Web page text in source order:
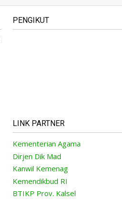
PENGIKUT
LINK PARTNER
Kementerian Agama
Dirjen Dik Mad
Kanwil Kemenag
Kemendikbud RI
BTIKP Prov. Kalsel